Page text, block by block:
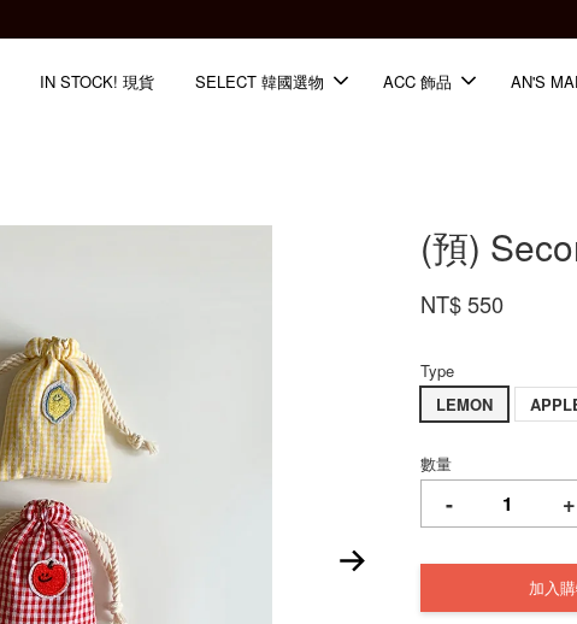
IN STOCK! 現貨 SELECT 韓國選物 ACC 飾品 AN'S
(預)
NT$ 550
Type
LEMON
數量
- +
加入